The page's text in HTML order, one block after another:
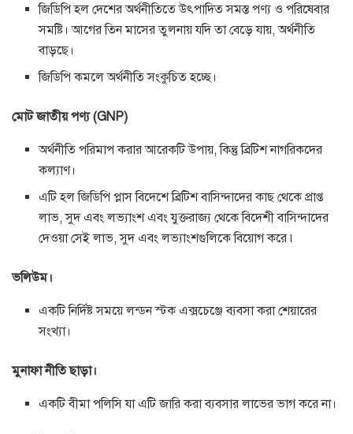
জিডিপি হল দেশের অর্থনীতিতে উৎপাদিত সমস্ত পণ্য ও পরিষেবার
সমষ্টি। আগের তিন মাসের তুলনায় যদি তা বেড়ে যায়, অর্থনীতি
বাড়ছে।
জিডিপি কমলে অর্থনীতি সংকুচিত হচ্ছে।
মোট জাতীয় পণ্য (GNP)
অর্থনীতি পরিমাপ করার আরেকটি উপায়, কিন্তু ব্রিটিশ নাগরিকদের
কল্যাণ।
এটি হল জিডিপি প্লাস বিদেশে ব্রিটিশ বাসিন্দাদের কাছ থেকে প্রাপ্ত
লাভ, সুদ এবং লভ্যাংশ এবং যুক্তরাজ্য থেকে বিদেশী বাসিন্দাদের
দেওয়া সেই লাভ, সুদ এবং লভ্যাংশগুলিকে বিয়োগ করে ৷
ভলিউম।
একটি নির্দিষ্ট সময়ে লন্ডন স্টক এক্সচেঞ্জে ব্যবসা করা শেয়ারের
সংখ্যা।
মুনাফা নীতি ছাড়া।
একটি বীমা পলিসি যা এটি জারি করা ব্যবসার লাভের ভাগ করে না।